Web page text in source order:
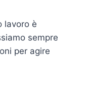
lavoro è
sempre
per agire